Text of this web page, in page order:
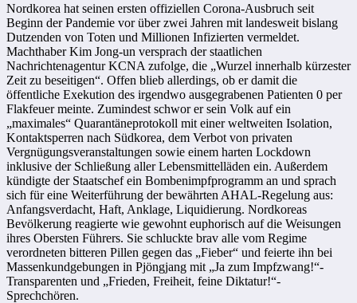
Nordkorea hat seinen ersten offiziellen Corona-Ausbruch seit
Beginn der Pandemie vor über zwei Jahren mit landesweit bislang
Dutzenden von Toten und Millionen Infizierten vermeldet.
Machthaber Kim Jong-un versprach der staatlichen
Nachrichtenagentur KCNA zufolge, die „Wurzel innerhalb kürzester
Zeit zu beseitigen“. Offen blieb allerdings, ob er damit die
öffentliche Exekution des irgendwo ausgegrabenen Patienten 0 per
Flakfeuer meinte. Zumindest schwor er sein Volk auf ein
„maximales“ Quarantäneprotokoll mit einer weltweiten Isolation,
Kontaktsperren nach Südkorea, dem Verbot von privaten
Vergnügungsveranstaltungen sowie einem harten Lockdown
inklusive der Schließung aller Lebensmittelläden ein. Außerdem
kündigte der Staatschef ein Bombenimpfprogramm an und sprach
sich für eine Weiterführung der bewährten AHAL-Regelung aus:
Anfangsverdacht, Haft, Anklage, Liquidierung. Nordkoreas
Bevölkerung reagierte wie gewohnt euphorisch auf die Weisungen
ihres Obersten Führers. Sie schluckte brav alle vom Regime
verordneten bitteren Pillen gegen das „Fieber“ und feierte ihn bei
Massenkundgebungen in Pjöngjang mit „Ja zum Impfzwang!“-
Transparenten und „Frieden, Freiheit, feine Diktatur!“-
Sprechchören.